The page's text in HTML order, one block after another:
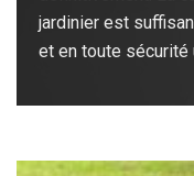
jardinier est
et en toute sécurité